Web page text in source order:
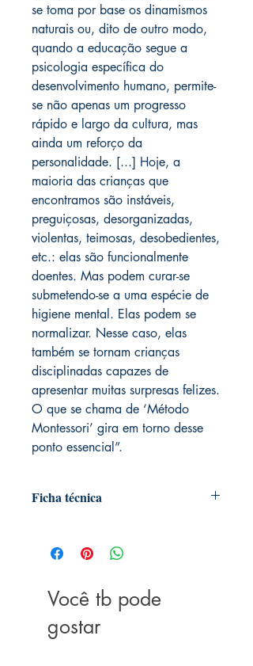
se toma por base os dinamismos
naturais ou, dito de outro modo,
quando a educação segue a
psicologia específica do
desenvolvimento humano, permite-
se não apenas um progresso
rápido e largo da cultura, mas
ainda um reforço da
personalidade. [...] Hoje, a
maioria das crianças que
encontramos são instáveis,
preguiçosas, desorganizadas,
violentas, teimosas, desobedientes,
etc.: elas são funcionalmente
doentes. Mas podem curar-se
submetendo-se a uma espécie de
higiene mental. Elas podem se
normalizar. Nesse caso, elas
também se tornam crianças
disciplinadas capazes de
apresentar muitas surpresas felizes.
O que se chama de ‘Método
Montessori’ gira em torno desse
ponto essencial”.
Ficha técnica
Editora ‏ : ‎ Kírion; 1ª edição (1
novembro 2018)
Capa comum ‏ : ‎ 116 páginas
ISBN ‏ : ‎ 978-8594090171
Dimensões ‏ : ‎ 20.83 x 13.72 x 1.27
Você tb pode
gostar